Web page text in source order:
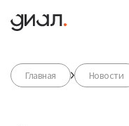
Главная Новости